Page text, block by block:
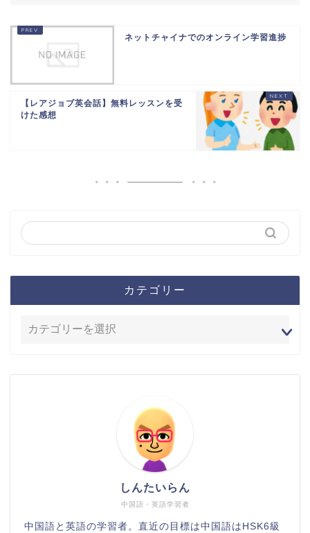
ネットチャイナでのオンライン学習進捗
【レアジョブ英会話】無料レッスンを受
けた感想
カテゴリー
中国語・英語学習者
しんたいらん
中国語と英語の学習者。直近の目標は中国語はHSK6級